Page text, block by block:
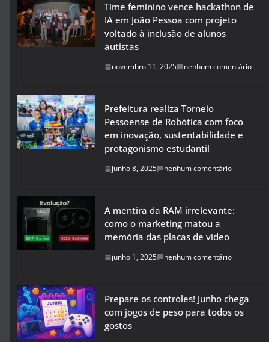
Time feminino vence hackathon de
IA em João Pessoa com projeto
voltado à inclusão de alunos
autistas
novembro 11, 2025 nenhum comentário
Prefeitura realiza Torneio
Pessoense de Robótica com foco
em inovação, sustentabilidade e
protagonismo estudantil
junho 8, 2025 nenhum comentário
A mentira da RAM irrelevante:
como o marketing matou a
memória das placas de vídeo
junho 1, 2025 nenhum comentário
Prepare os controles! Junho chega
com jogos de peso para todos os
gostos